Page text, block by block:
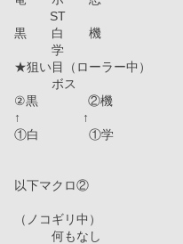
ST
黒　　白　　機
学
★狙い目（ローラー中）
ボス
②黒　　　　②機
↑　　　　　↑
①白　　　　①学
以下マクロ②
（ノコギリ中）
何もなし